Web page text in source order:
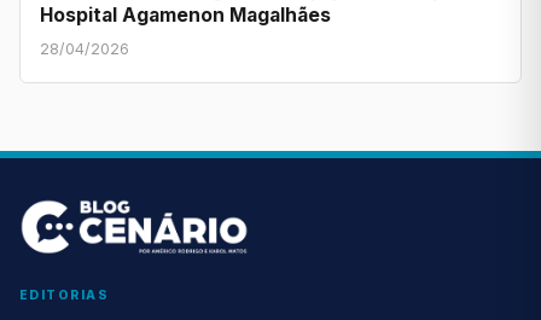
Hospital Agamenon Magalhães
28/04/2026
EDITORIAS